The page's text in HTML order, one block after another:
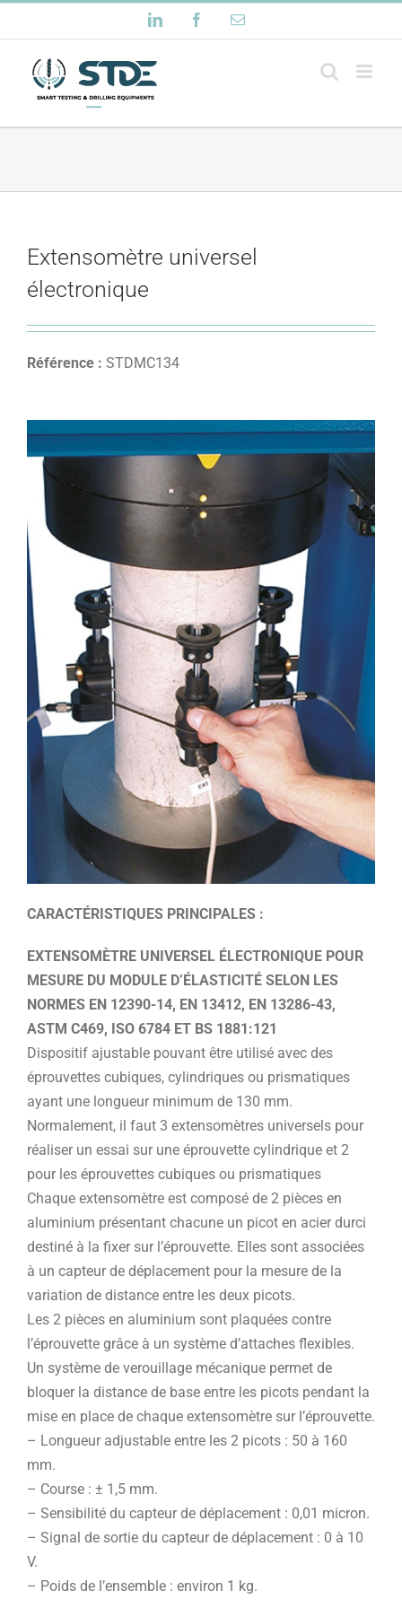
au
contenu
LinkedIn FacebookEmail
Extensomètre universel
électronique
Référence : STDMC134
CARACTÉRISTIQUES PRINCIPALES :
EXTENSOMÈTRE UNIVERSEL ÉLECTRONIQUE POUR
MESURE DU MODULE D’ÉLASTICITÉ SELON LES
NORMES EN 12390-14, EN 13412, EN 13286-43,
ASTM C469, ISO 6784 ET BS 1881:121
Dispositif ajustable pouvant être utilisé avec des
éprouvettes cubiques, cylindriques ou prismatiques
ayant une longueur minimum de 130 mm.
Normalement, il faut 3 extensomètres universels pour
réaliser un essai sur une éprouvette cylindrique et 2
pour les éprouvettes cubiques ou prismatiques
Chaque extensomètre est composé de 2 pièces en
aluminium présentant chacune un picot en acier durci
destiné à la fixer sur l’éprouvette. Elles sont associées
à un capteur de déplacement pour la mesure de la
variation de distance entre les deux picots.
Les 2 pièces en aluminium sont plaquées contre
l’éprouvette grâce à un système d’attaches flexibles.
Un système de verouillage mécanique permet de
bloquer la distance de base entre les picots pendant la
mise en place de chaque extensomètre sur l’éprouvette.
– Longueur adjustable entre les 2 picots : 50 à 160
mm.
– Course : ± 1,5 mm.
– Sensibilité du capteur de déplacement : 0,01 micron.
– Signal de sortie du capteur de déplacement : 0 à 10
V.
– Poids de l’ensemble : environ 1 kg.